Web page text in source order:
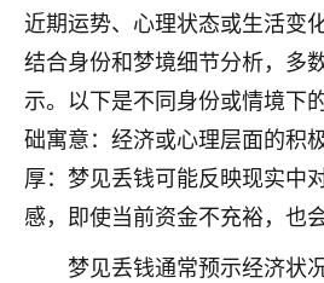
近期运势、心理状态或生活变
结合身份和梦境细节分析，多
示。以下是不同身份或情境下
础寓意：经济或心理层面的积
厚：梦见丢钱可能反映现实中
感，即使当前资金不充裕，也
梦见丢钱通常预示经济状
2小时前 来自海南
梦醒时分
我女儿高二叛逆，大半年不
的，把我们两口子愁的不行
师，一开始我是病急乱投医
做完，我女儿跟变了个人一
大学，只要能安安稳稳的把
康康的我就很知足了！